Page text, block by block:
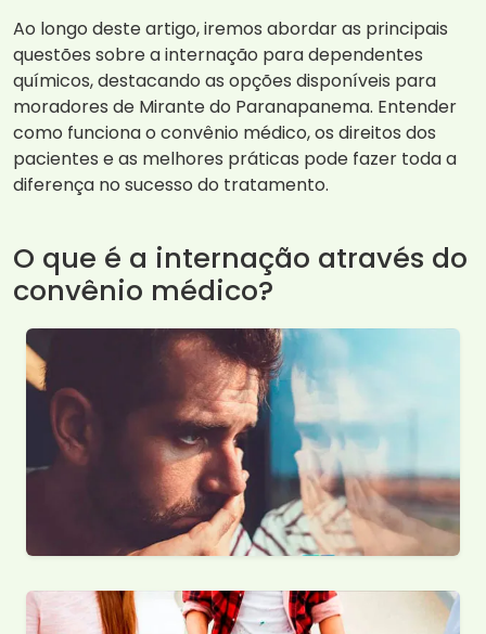
Ao longo deste artigo, iremos abordar as principais
questões sobre a internação para dependentes
químicos, destacando as opções disponíveis para
moradores de Mirante do Paranapanema. Entender
como funciona o convênio médico, os direitos dos
pacientes e as melhores práticas pode fazer toda a
diferença no sucesso do tratamento.
O que é a internação através do
convênio médico?